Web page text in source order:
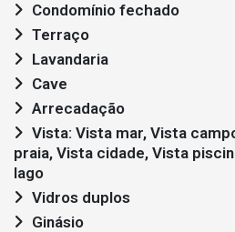
Condomínio fechado
Terraço
Lavandaria
Cave
Arrecadação
praia, Vista cidade, Vista
lago
Vidros duplos
Ginásio